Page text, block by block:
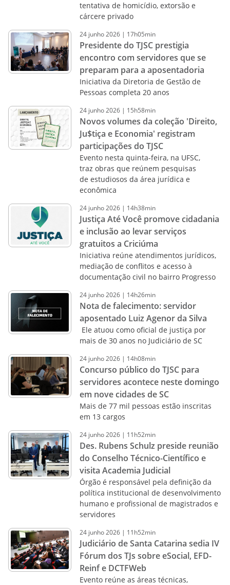
tentativa de homicídio, extorsão e
cárcere privado
24 junho2026 | 17h05min
Presidente do TJSC prestigia
encontro com servidores que se
preparam para a aposentadoria
Iniciativa da Diretoria de Gestão de
Pessoas completa 20 anos
24 junho2026 | 15h58min
Novos volumes da coleção 'Direito,
Ju$tiça e Economia' registram
participações do TJSC
Evento nesta quinta-feira, na UFSC,
traz obras que reúnem pesquisas
de estudiosos da área jurídica e
econômica
24 junho2026 | 14h38min
Justiça Até Você promove cidadania
e inclusão ao levar serviços
gratuitos a Criciúma
Iniciativa reúne atendimentos jurídicos,
mediação de conflitos e acesso à
documentação civil no bairro Progresso
24 junho2026 | 14h26min
Nota de falecimento: servidor
aposentado Luiz Agenor da Silva
Ele atuou como oficial de justiça por
mais de 30 anos no Judiciário de SC
24 junho2026 | 14h08min
Concurso público do TJSC para
servidores acontece neste domingo
em nove cidades de SC
Mais de 77 mil pessoas estão inscritas
em 13 cargos
24 junho2026 | 11h52min
Des. Rubens Schulz preside reunião
do Conselho Técnico-Científico e
visita Academia Judicial
Órgão é responsável pela definição da
política institucional de desenvolvimento
humano e profissional de magistrados e
servidores
24 junho2026 | 11h52min
Judiciário de Santa Catarina sedia IV
Fórum dos TJs sobre eSocial, EFD-
Reinf e DCTFWeb
Evento reúne as áreas técnicas,